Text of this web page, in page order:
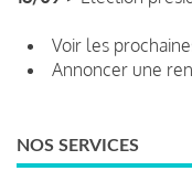
Voir les
Annoncer une
NOS SERVICES